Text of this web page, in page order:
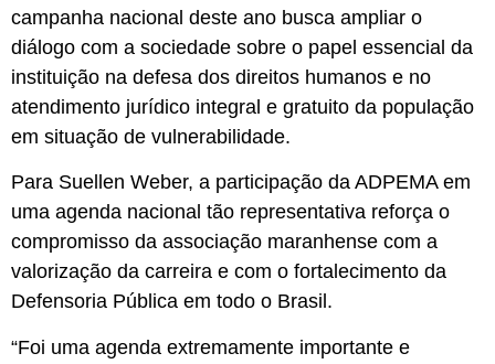
campanha nacional deste ano busca ampliar o
diálogo com a sociedade sobre o papel essencial da
instituição na defesa dos direitos humanos e no
atendimento jurídico integral e gratuito da população
em situação de vulnerabilidade.
Para Suellen Weber, a participação da ADPEMA em
uma agenda nacional tão representativa reforça o
compromisso da associação maranhense com a
valorização da carreira e com o fortalecimento da
Defensoria Pública em todo o Brasil.
“Foi uma agenda extremamente importante e